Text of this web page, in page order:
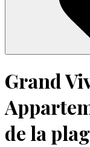
Grand
de la